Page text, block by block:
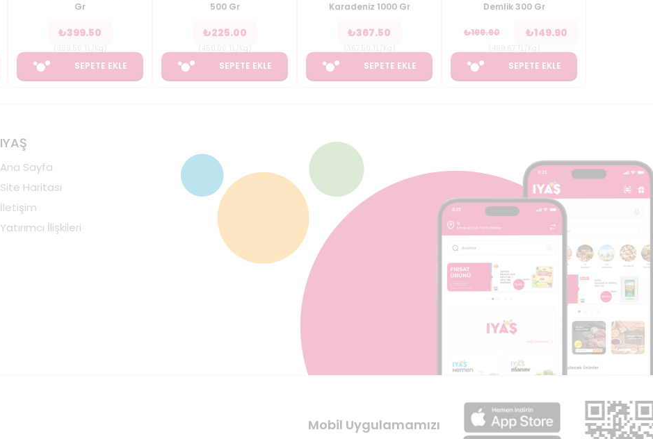
Gr
₺399.50
SEPETE EKLE
500 Gr
₺225.00
SEPETE EKLE
Karadeniz 1000 Gr
₺367.50
SEPETE EKLE
Demlik 300 Gr
₺199.90 ₺149.90
SEPETE EKLE
IYAŞ
Ana Sayfa
Site Haritası
İletişim
Yatırımcı İlişkileri
Mobil Uygulamamızı